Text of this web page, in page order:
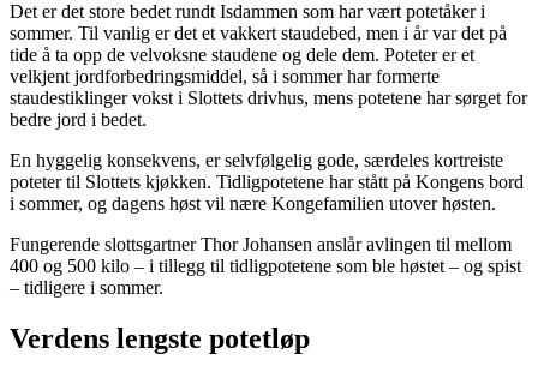
Det er det store bedet rundt Isdammen som har vært potetåker i
sommer. Til vanlig er det et vakkert staudebed, men i år var det på
tide å ta opp de velvoksne staudene og dele dem. Poteter er et
velkjent jordforbedringsmiddel, så i sommer har formerte
staudestiklinger vokst i Slottets drivhus, mens potetene har sørget for
bedre jord i bedet.
En hyggelig konsekvens, er selvfølgelig gode, særdeles kortreiste
poteter til Slottets kjøkken. Tidligpotetene har stått på Kongens bord
i sommer, og dagens høst vil nære Kongefamilien utover høsten.
Fungerende slottsgartner Thor Johansen anslår avlingen til mellom
400 og 500 kilo – i tillegg til tidligpotetene som ble høstet – og spist
– tidligere i sommer.
Verdens lengste potetløp